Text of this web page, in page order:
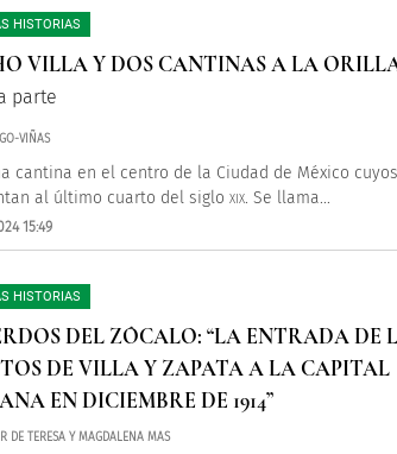
HISTORIAS
VILLA Y DOS CANTINAS A LA
parte
VIÑAS
cantina en el centro de la Ciudad de México
al último cuarto del siglo XIX. Se llama...
15:49
HISTORIAS
DEL ZÓCALO: “LA ENTRADA DE
DE VILLA Y ZAPATA A LA CAPITAL
EN DICIEMBRE DE 1914”
DE TERESA Y MAGDALENA MAS